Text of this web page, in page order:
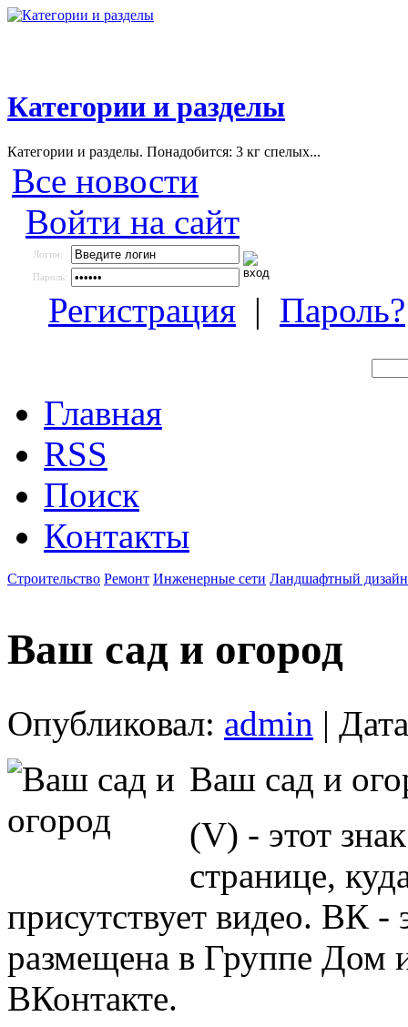
Категории и разделы
Категории и разделы. Понадобится: 3 кг спелых...
Все новости
Войти на сайт
Логин:
Пароль:
Регистрация | Пароль?
Главная
RSS
Поиск
Контакты
Строительство Ремонт Инженерные сети Ландшафтный дизайн
Ваш сад и огород
Опубликовал: admin |
Ваш сад и
(V) - этот
странице,
присутствует видео. ВК -
размещена в Группе Дом
ВКонтакте.